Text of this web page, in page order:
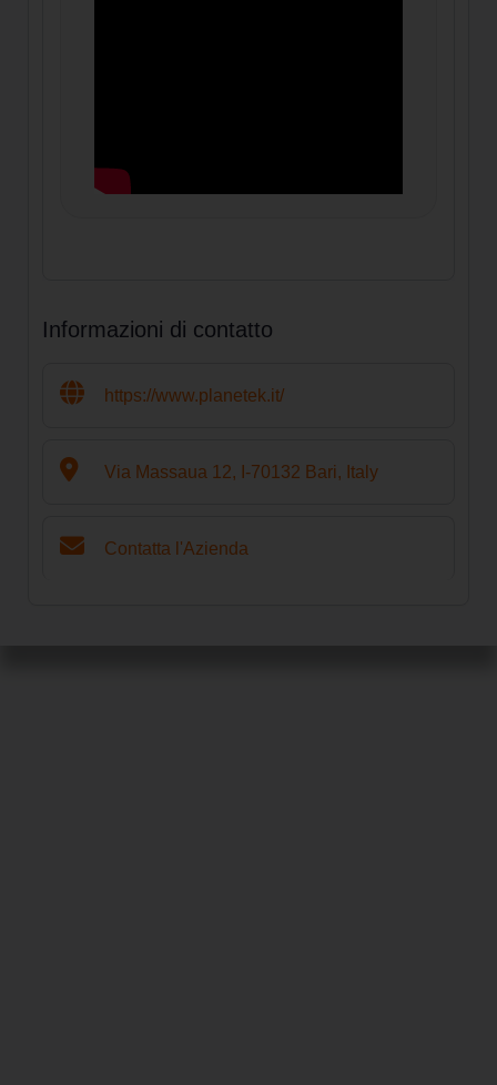
Informazioni di contatto
https://www.planetek.it/
Via Massaua 12, I-70132 Bari, Italy
Contatta l'Azienda